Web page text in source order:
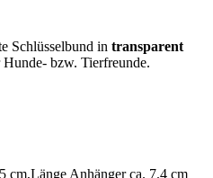
Schlüsselbund in transparent
bzw. Tierfreunde.
cm,Länge Anhänger ca. 7.4 cm